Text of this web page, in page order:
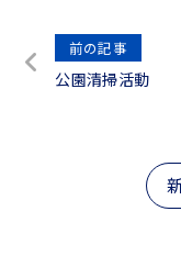
投
前の記事
公園清掃活動